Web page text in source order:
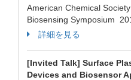
American Chemical
Biosensing Symposium
詳細を見る
[Invited Talk] Surface
Devices and Biosensor